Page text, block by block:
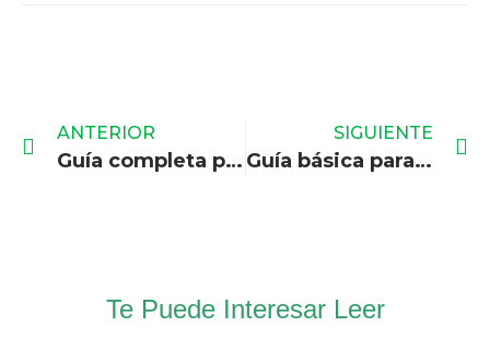
ANTERIOR
Guía completa para saber qué publicar en las redes sociales
SIGUIENTE
Guía básica para crear tu primera campaña en Google AdWords
Te Puede Interesar Leer